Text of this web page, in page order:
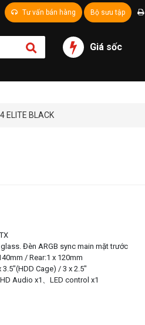
Tư vấn bán hàng Bộ sưu tập
Giá sốc
ELITE BLACK
Đèn ARGB sync main mặt trước
/ Rear:1 x 120mm
Cage) / 3 x 2.5"
Audio x1、LED control x1